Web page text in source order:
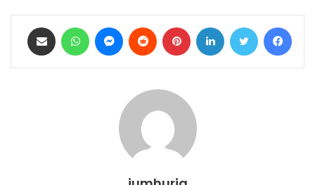
فيسبوك تويتر لينكدإن بينتيريست ماسنجر واتساب